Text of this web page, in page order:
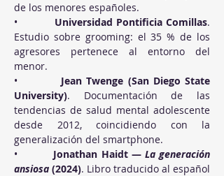
de los menores españoles.
• Universidad Pontificia Comillas.
Estudio sobre grooming: el 35 % de los
agresores pertenece al entorno del
menor.
• Jean Twenge (San Diego State
University). Documentación de las
tendencias de salud mental adolescente
desde 2012, coincidiendo con la
generalización del smartphone.
• Jonathan Haidt — La generación
ansiosa (2024). Libro traducido al español